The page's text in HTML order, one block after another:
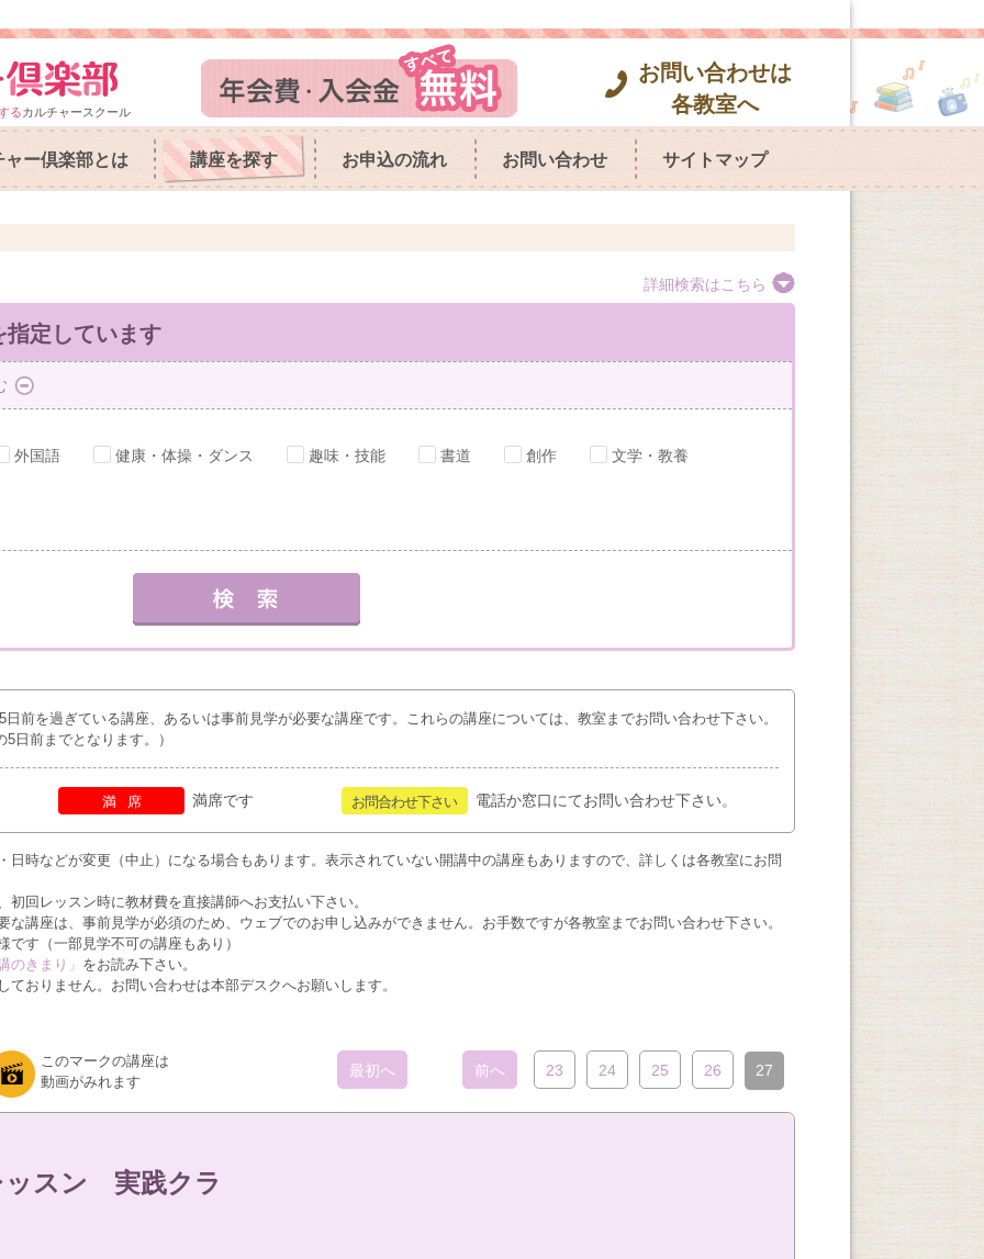
るカルチャースクール
お問い合わせは
各教室へ
ー倶楽部とは 講座を探す お申込の流れ お問い合わせ サイトマップ
詳細検索はこちら
指定しています
外国語 健康・体操・ダンス 趣味・技能 書道 創作 文学・教養
前を過ぎている講座、あるいは事前見学が必要な講座です。これらの講座については、教室までお問い合わせ下さい。
日前までとなります。）
満席 満席です お問合わせ下さい 電話か窓口にてお問い合わせ下さい。
時などが変更（中止）になる場合もあります。表示されていない開講中の講座もありますので、詳しくは各教室にお問
回レッスン時に教材費を直接講師へお支払い下さい。
講座は、事前見学が必須のため、ウェブでのお申し込みができません。お手数ですが各教室までお問い合わせ下さい。
す（一部見学不可の講座もあり）
のきまり」 をお読み下さい。
おりません。お問い合わせは本部デスクへお願いします。
このマークの講座は
動画がみれます
最初へ 前へ 23 24 25 26 27
ッスン 実践クラ